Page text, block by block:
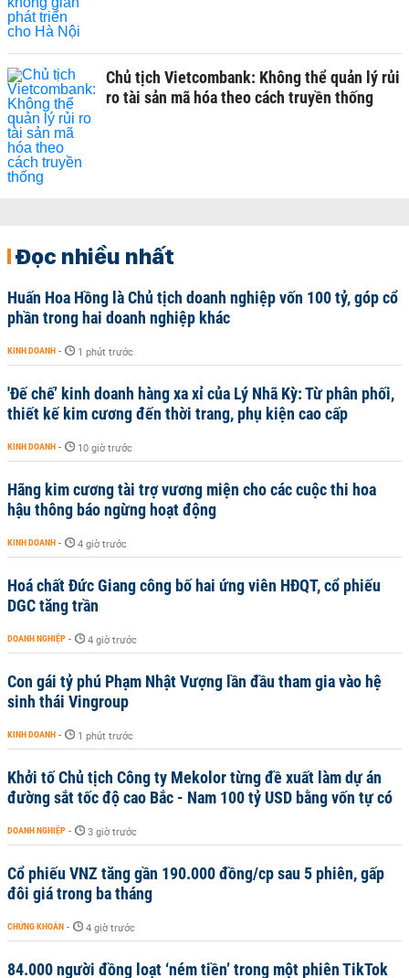
Chủ tịch Vietcombank: Không thể quản lý rủi
ro tài sản mã hóa theo cách truyền thống
Đọc nhiều nhất
Huấn Hoa Hồng là Chủ tịch doanh nghiệp vốn 100 tỷ, góp cổ
phần trong hai doanh nghiệp khác
KINH DOANH - 1 phút trước
'Đế chế’ kinh doanh hàng xa xỉ của Lý Nhã Kỳ: Từ phân phối,
thiết kế kim cương đến thời trang, phụ kiện cao cấp
KINH DOANH - 10 giờ trước
Hãng kim cương tài trợ vương miện cho các cuộc thi hoa
hậu thông báo ngừng hoạt động
KINH DOANH - 4 giờ trước
Hoá chất Đức Giang công bố hai ứng viên HĐQT, cổ phiếu
DGC tăng trần
DOANH NGHIỆP - 4 giờ trước
Con gái tỷ phú Phạm Nhật Vượng lần đầu tham gia vào hệ
sinh thái Vingroup
KINH DOANH - 1 phút trước
Khởi tố Chủ tịch Công ty Mekolor từng đề xuất làm dự án
đường sắt tốc độ cao Bắc - Nam 100 tỷ USD bằng vốn tự có
DOANH NGHIỆP - 3 giờ trước
Cổ phiếu VNZ tăng gần 190.000 đồng/cp sau 5 phiên, gấp
đôi giá trong ba tháng
CHỨNG KHOÁN - 4 giờ trước
84.000 người đồng loạt ‘ném tiền’ trong một phiên TikTok